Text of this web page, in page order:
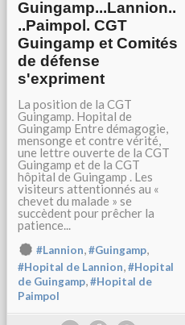
Guingamp...Lannion..
..Paimpol. CGT
Guingamp et Comités
de défense
s'expriment
La position de la CGT
Guingamp. Hopital de
Guingamp Entre démagogie,
mensonge et contre vérité,
une lettre ouverte de la CGT
Guingamp et de la CGT
hôpital de Guingamp . Les
visiteurs attentionnés au «
chevet du malade » se
succèdent pour prêcher la
patience...
#Lannion,#Guingamp,
#Hopital de Lannion,#Hopital
de Guingamp,#Hopital de
Paimpol